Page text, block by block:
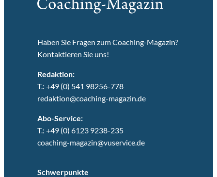
Haben Sie Fragen zum Coaching-Magazin?
Kontaktieren Sie uns!
Redaktion:
T.: +49 (0) 541 98256-778
redaktion@coaching-magazin.de
Abo-Service:
T.: +49 (0) 6123 9238-235
coaching-magazin@vuservice.de
Schwerpunkte